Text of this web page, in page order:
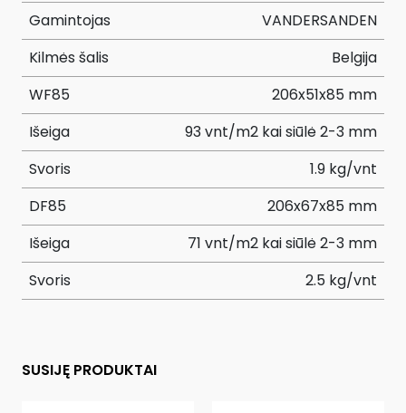
Gamintojas
VANDERSANDEN
Kilmės šalis
Belgija
WF85
206x51x85 mm
Išeiga
93 vnt/m2 kai siūlė 2-3 mm
Svoris
1.9 kg/vnt
DF85
206x67x85 mm
Išeiga
71 vnt/m2 kai siūlė 2-3 mm
Svoris
2.5 kg/vnt
SUSIJĘ PRODUKTAI